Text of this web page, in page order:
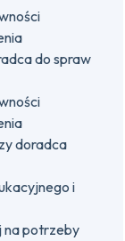
do spraw
doradca
i
na potrzeby